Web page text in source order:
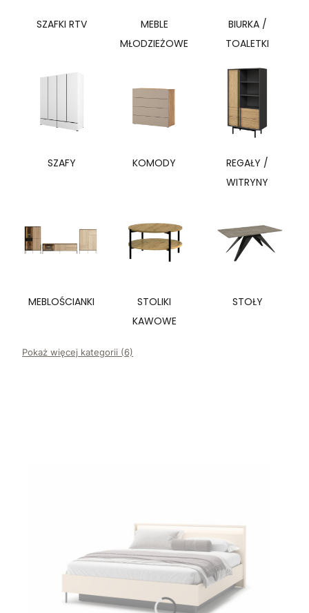
SZAFKI RTV
MEBLE
MŁODZIEŻOWE
BIURKA /
TOALETKI
SZAFY KOMODY
REGAŁY /
WITRYNY
MEBLOŚCIANKI
STOLIKI
KAWOWE
STOŁY
Pokaż więcej kategorii (6)